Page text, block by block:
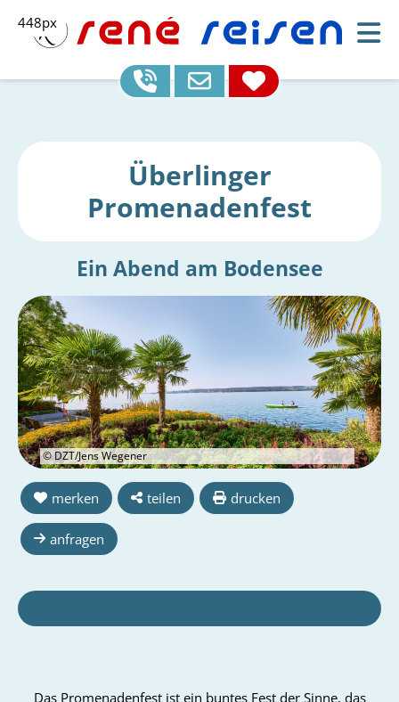
448px
Überlinger
Promenadenfest
Ein Abend am Bodensee
© DZT/Jens Wegener
merken teilen drucken
anfragen
Das Promenadenfest ist ein buntes Fest der Sinne, das